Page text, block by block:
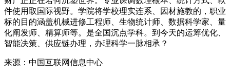
件使用取国际视野。学院将学校理实连系、因材施教的，职业
标的目的涵盖机械进修工程师、生物统计师、数据科学家、量
化阐发师、精算师等。是全国沉点学科。到今天的运筹优化、
智能决策、供应链办理，办理科学一脉相承？
来源：中国互联网信息中心